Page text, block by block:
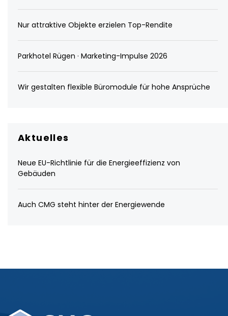
Nur attraktive Objekte erzielen Top-Rendite
Parkhotel Rügen · Marketing-Impulse 2026
Wir gestalten flexible Büromodule für hohe Ansprüche
Aktuelles
Neue EU-Richtlinie für die Energieeffizienz von
Gebäuden
Auch CMG steht hinter der Energiewende